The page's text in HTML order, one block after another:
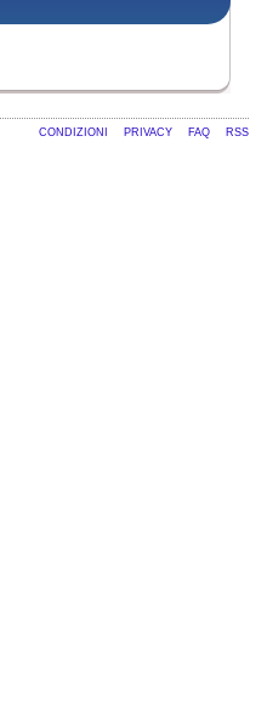
CONDIZIONI PRIVACY FAQ RSS